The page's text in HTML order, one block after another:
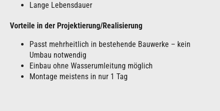
Lange Lebensdauer
Vorteile in der Projektierung/Realisierung
Passt mehrheitlich in bestehende Bauwerke – kein
Umbau notwendig
Einbau ohne Wasserumleitung möglich
Montage meistens in nur 1 Tag